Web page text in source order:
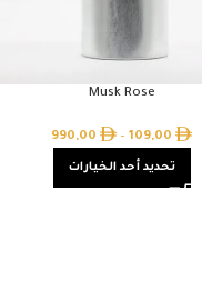
Musk Rose
109,00
–
990,00
تحديد أحد الخيارات